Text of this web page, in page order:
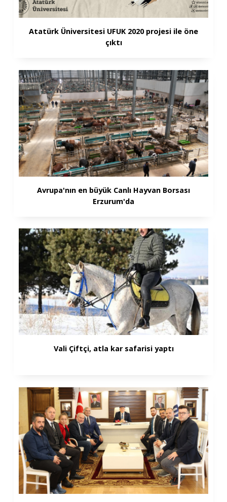
Atatürk Üniversitesi UFUK 2020 projesi ile öne
çıktı
Avrupa'nın en büyük Canlı Hayvan Borsası
Erzurum'da
Vali Çiftçi, atla kar safarisi yaptı